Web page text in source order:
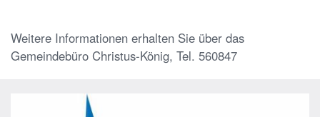
Weitere Informationen erhalten Sie über das
Gemeindebüro Christus-König, Tel. 560847